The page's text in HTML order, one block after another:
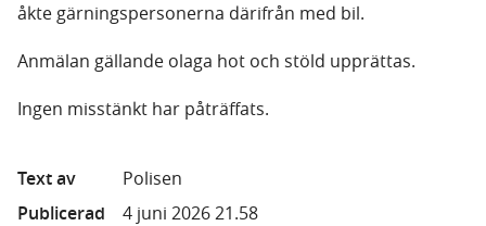
åkte gärningspersonerna därifrån med bil.
Anmälan gällande olaga hot och stöld upprättas.
Ingen misstänkt har påträffats.
Text av
Polisen
Publicerad
4 juni 2026 21.58